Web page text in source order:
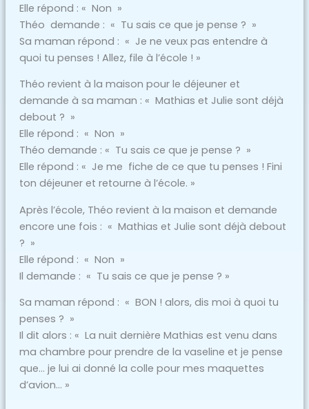
Elle répond : « Non »
Théo demande : « Tu sais ce que je pense ? »
Sa maman répond : « Je ne veux pas entendre à
quoi tu penses ! Allez, file à l’école ! »
Théo revient à la maison pour le déjeuner et
demande à sa maman : « Mathias et Julie sont déjà
debout ? »
Elle répond : « Non »
Théo demande : « Tu sais ce que je pense ? »
Elle répond : « Je me fiche de ce que tu penses ! Fini
ton déjeuner et retourne à l’école. »
Après l’école, Théo revient à la maison et demande
encore une fois : « Mathias et Julie sont déjà debout
? »
Elle répond : « Non »
Il demande : « Tu sais ce que je pense ? »
Sa maman répond : « BON ! alors, dis moi à quoi tu
penses ? »
Il dit alors : « La nuit dernière Mathias est venu dans
ma chambre pour prendre de la vaseline et je pense
que… je lui ai donné la colle pour mes maquettes
d’avion… »